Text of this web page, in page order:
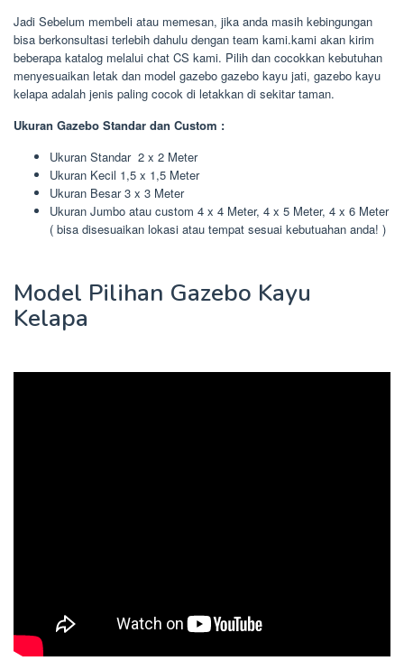
Jadi Sebelum membeli atau memesan, jika anda masih kebingungan
bisa berkonsultasi terlebih dahulu dengan team kami.kami akan kirim
beberapa katalog melalui chat CS kami. Pilih dan cocokkan kebutuhan
menyesuaikan letak dan model gazebo gazebo kayu jati, gazebo kayu
kelapa adalah jenis paling cocok di letakkan di sekitar taman.
Ukuran Gazebo Standar dan Custom :
Ukuran Standar 2 x 2 Meter
Ukuran Kecil 1,5 x 1,5 Meter
Ukuran Besar 3 x 3 Meter
Ukuran Jumbo atau custom 4 x 4 Meter, 4 x 5 Meter, 4 x 6 Meter
( bisa disesuaikan lokasi atau tempat sesuai kebutuahan anda! )
Model Pilihan Gazebo Kayu
Kelapa